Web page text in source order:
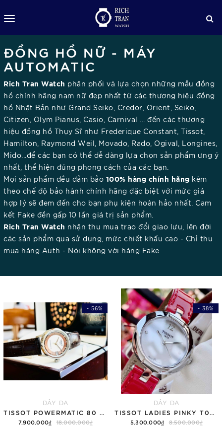
ĐỒNG HỒ NỮ - MÁY
AUTOMATIC
Rich Tran Watch phân phối và lựa chọn những mẫu đồng
hồ chính hãng nam nữ đẹp nhất từ các thương hiệu đồng
hồ Nhật Bản như Grand Seiko, Credor, Orient, Seiko,
Citizen, Olym Pianus, Casio, Carnival ... đến các thương
hiệu đồng hồ Thụy Sĩ như Frederique Constant, Tissot,
Hamilton, Raymond Weil, Movado, Rado, Ogival, Longines,
Mido...để các bạn có thể dễ dàng lựa chọn sản phẩm ưng ý
nhất, thể hiện đúng phong cách của các bạn.
Mọi sản phẩm đều đảm bảo 100% hàng chính hãng kèm
theo chế độ bảo hành chính hãng đặc biệt với mức giá
hợp lý sẽ đem đến cho bạn phụ kiện hoàn hảo nhất. Cam
kết Fake đền gấp 10 lần giá trị sản phẩm.
Rich Tran Watch nhận thu mua trao đổi giao lưu, lên đời
các sản phẩm qua sử dụng, mức chiết khấu cao - Chỉ thu
mua hàng Auth - Nói không với hàng Fake
- 56%
DÂY DA
7.900.000₫ 18.000.000₫
- 38%
DÂY DA
5.300.000₫ 8.500.000₫